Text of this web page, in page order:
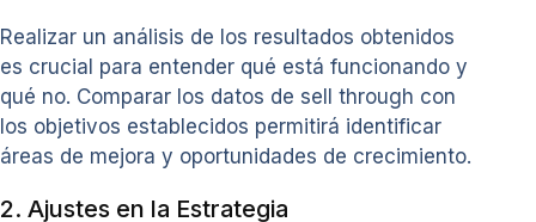
Realizar un análisis de los resultados obtenidos
es crucial para entender qué está funcionando y
qué no. Comparar los datos de sell through con
los objetivos establecidos permitirá identificar
áreas de mejora y oportunidades de crecimiento.
2. Ajustes en la Estrategia